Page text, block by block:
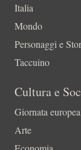
Italia
Mondo
Personaggi e
Taccuino
Cultura e
Giornata
Arte